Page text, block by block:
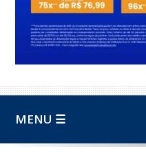
MENU ☰